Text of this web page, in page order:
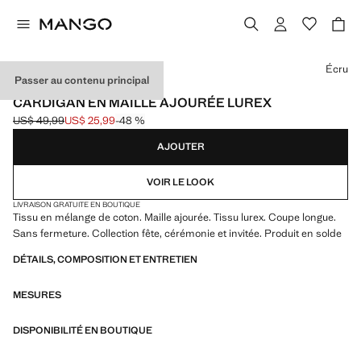
Passer au contenu principal
EVENTS
CARDIGAN EN MAILLE AJOURÉE LUREX
Prix initial barré [US$ 49,99 ]
US$ 49,99
Prix actuel [US$ 25,99 ]
US$ 25,99-48 %
Choisissez une couleur
Écru
AJOUTER
VOIR LE LOOK
LIVRAISON GRATUITE EN BOUTIQUE
Tissu en mélange de coton. Maille ajourée. Tissu lurex. Coupe longue.
Sans fermeture. Collection fête, cérémonie et invitée. Produit en solde
DÉTAILS, COMPOSITION ET ENTRETIEN
MESURES
DISPONIBILITÉ EN BOUTIQUE